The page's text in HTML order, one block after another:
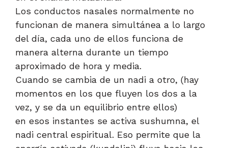
Los conductos nasales normalmente no
funcionan de manera simultánea a lo largo
del día, cada uno de ellos funciona de
manera alterna durante un tiempo
aproximado de hora y media.
Cuando se cambia de un nadi a otro, (hay
momentos en los que fluyen los dos a la
vez, y se da un equilibrio entre ellos)
en esos instantes se activa sushumna, el
nadi central espiritual. Eso permite que la